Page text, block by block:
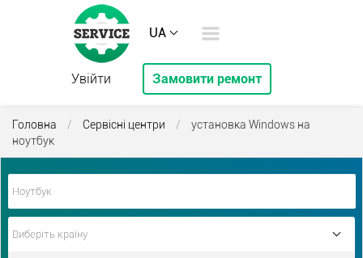
UA
Увійти Замовити ремонт
Головна / Сервісні центри /
установка Windows на
ноутбук